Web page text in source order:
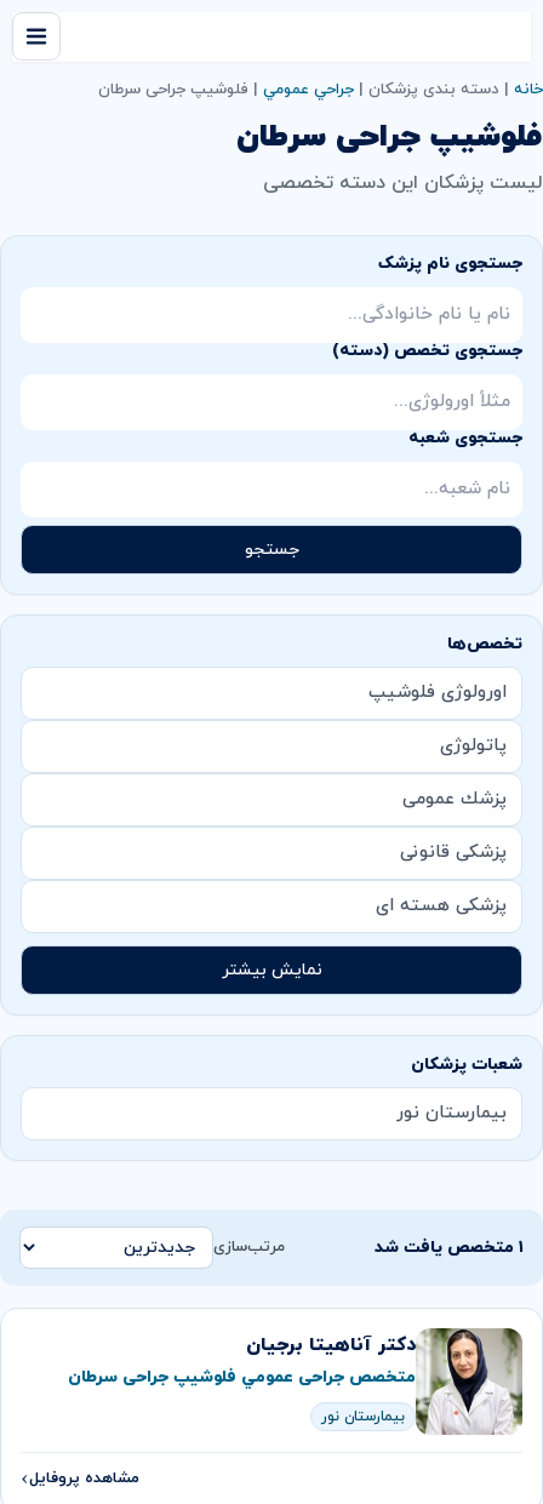
خانه | دسته بندی پزشکان | جراحي عمومي | فلوشیپ جراحی سرطان
فلوشیپ جراحی سرطان
لیست پزشکان این دسته تخصصی
جستجوی نام پزشک
جستجوی تخصص (دسته)
جستجوی شعبه
جستجو
تخصص‌ها
اورولوژی فلوشیپ
پاتولوژی
پزشك عمومی
پزشکی قانونی
پزشکی هسته ای
نمایش بیشتر
شعبات پزشکان
بیمارستان نور
۱ متخصص یافت شد مرتب‌سازی
دکتر آناهیتا برجیان
متخصص جراحی عمومي فلوشیپ جراحی سرطان
بیمارستان نور
مشاهده پروفایل